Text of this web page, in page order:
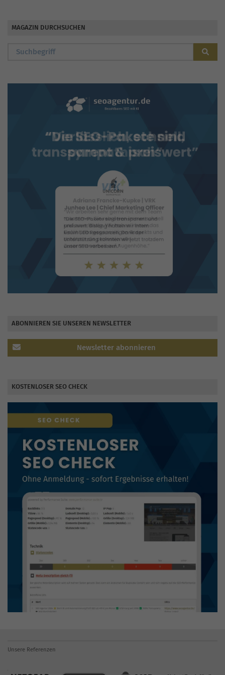
MAGAZIN DURCHSUCHEN
ABONNIEREN SIE UNSEREN NEWSLETTER
Newsletter abonnieren
KOSTENLOSER SEO CHECK
Unsere Referenzen